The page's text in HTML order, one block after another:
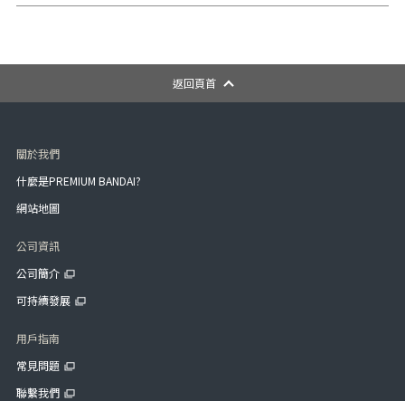
返回頁首
關於我們
什麼是PREMIUM BANDAI?
網站地圖
公司資訊
公司簡介
可持續發展
用戶指南
常見問題
聯繫我們